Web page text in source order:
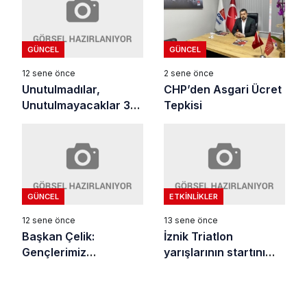
GÜNCEL
12 sene önce
Unutulmadılar,
Unutulmayacaklar 36.
GÜNCEL
2 sene önce
CHP’den Asgari Ücret
Tepkisi
GÜNCEL
12 sene önce
Başkan Çelik:
Gençlerimiz
ETKINLIKLER
13 sene önce
İznik Triatlon
yarışlarının startını